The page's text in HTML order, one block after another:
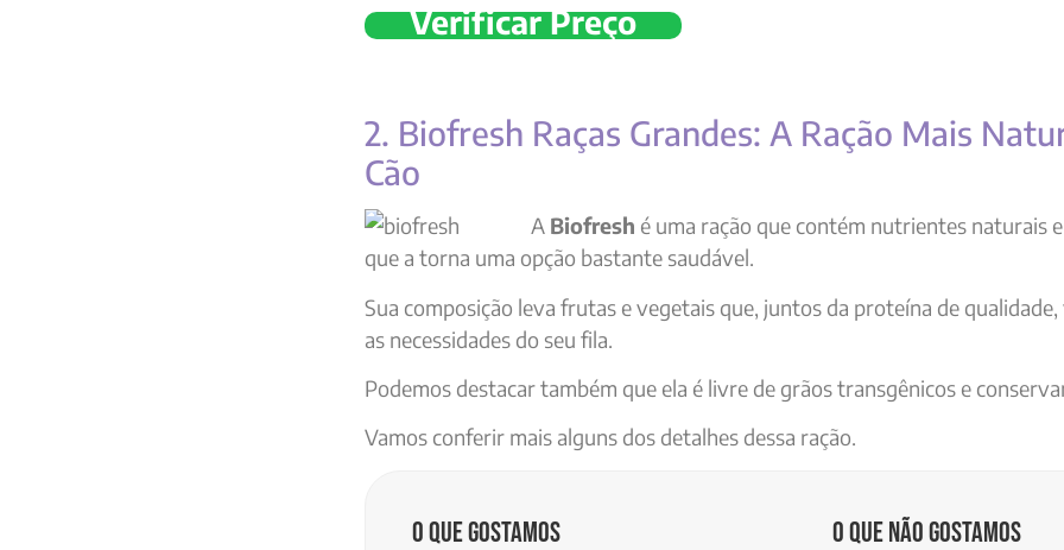
Verificar Preço
2. Biofresh Raças Grandes: A Ração Mais
Cão
A Biofresh é uma ração que contém nutrientes naturais
que a torna uma opção bastante saudável.
Sua composição leva frutas e vegetais que, juntos da proteína de
as necessidades do seu fila.
Podemos destacar também que ela é livre de grãos transgênicos e
Vamos conferir mais alguns dos detalhes dessa ração.
O que gostamos O que não gostamos